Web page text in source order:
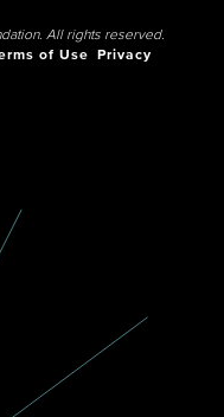
All rights reserved.
of Use
Privacy